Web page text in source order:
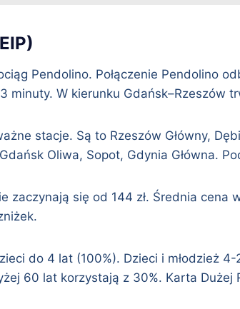
Pendolino. Połączenie Pendolino
minuty. W kierunku Gdańsk–Rzeszów
stacje. Są to Rzeszów Główny,
Oliwa, Sopot, Gdynia Główna.
zaczynają się od 144 zł. Średnia cena
do 4 lat (100%). Dzieci i młodzież
60 lat korzystają z 30%. Karta